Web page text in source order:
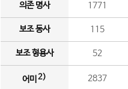
의존 명사 1771
보조 동사 115
보조 형용사 52
어미 2) 2837